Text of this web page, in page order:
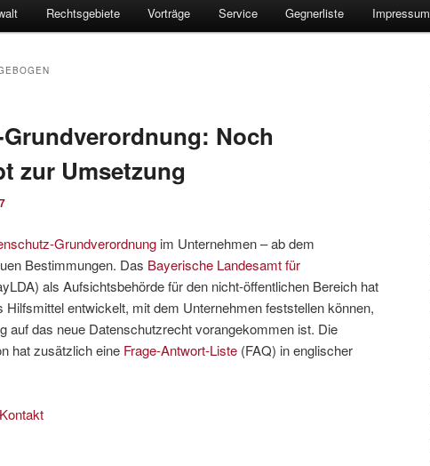
Rechtsgebiete Vorträge Service Gegnerliste Impressum
Noch
zur Umsetzung
Grundverordnung im Unternehmen – ab dem
Bestimmungen. Das Bayerische Landesamt für
als Aufsichtsbehörde für den nicht-öffentlichen Bereich hat
Hilfsmittel entwickelt, mit dem Unternehmen feststellen können,
auf das neue Datenschutzrecht vorangekommen ist. Die
hat zusätzlich eine Frage-Antwort-Liste (FAQ) in englischer
Kontakt